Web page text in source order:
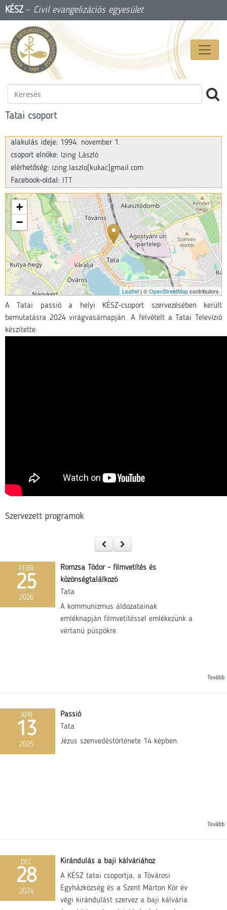
KÉSZ- Civil evangelizációs egyesület
Tatai csoport
A Tatai passió a helyi KÉSZ-csoport szervezésében került
bemutatásra 2024 virágvasárnapján. A felvételt a Tatai Televízió
készítette:
alakulás ideje: 1994. november 1.
csoport elnöke: Izing László
elérhetőség: izing.laszlo[kukac]gmail.com
Facebook-oldal:
+
−
Leaflet| ©OpenStreetMapcontributors
Szervezett programok
FEBR
25
2026
Romzsa Tódor - filmvetítés és
közönségtalálkozó
Tata
A kommunizmus áldozatainak
emléknapján filmvetítéssel emlékezünk a
vértanú püspökre.
Tovább
ÁPR
13
2025
Passió
Tata
Jézus szenvedéstörténete 14 képben.
Tovább
DEC
28
2024
Kirándulás a baji kálváriához
A KÉSZ tatai csoportja, a Tóvárosi
Egyházközség és a Szent Márton Kör év
végi kirándulást szervez a baji kálvária